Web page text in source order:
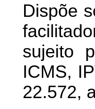
Dispõe
sujeito
ICMS,
22.572,